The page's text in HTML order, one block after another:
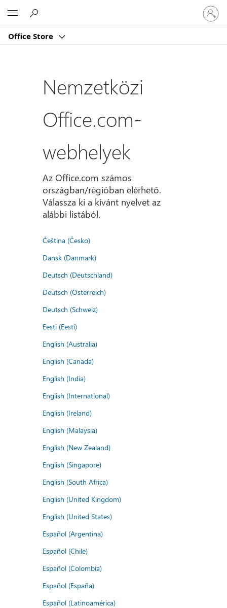
Office Store
be
a
Nemzetközi
Office.com-
webhelyek
Az Office.com számos
országban/régióban elérhető.
Válassza ki a kívánt nyelvet az
alábbi listából.
Čeština (Česko)
Dansk (Danmark)
Deutsch (Deutschland)
Deutsch (Österreich)
Deutsch (Schweiz)
Eesti (Eesti)
English (Australia)
English (Canada)
English (India)
English (International)
English (Ireland)
English (Malaysia)
English (New Zealand)
English (Singapore)
English (South Africa)
English (United Kingdom)
English (United States)
Español (Argentina)
Español (Chile)
Español (Colombia)
Español (España)
Español (Latinoamérica)